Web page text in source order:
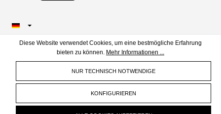
Diese Website verwendet Cookies, um eine bestmögliche Erfahrung
bieten zu können. Mehr Informationen ...
NUR TECHNISCH NOTWENDIGE
KONFIGURIEREN